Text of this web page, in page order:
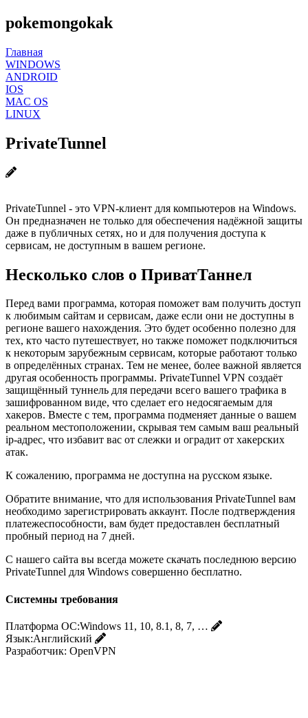
pokemongokak
Главная
WINDOWS
ANDROID
IOS
MAC OS
LINUX
PrivateTunnel
PrivateTunnel - это VPN-клиент для компьютеров на Windows.
Он предназначен не только для обеспечения надёжной защиты
даже в публичных сетях, но и для получения доступа к
сервисам, не доступным в вашем регионе.
Несколько слов о ПриватТаннел
Перед вами программа, которая поможет вам получить доступ
к любимым сайтам и сервисам, даже если они не доступны в
регионе вашего нахождения. Это будет особенно полезно для
тех, кто часто путешествует, но также поможет подключиться
к некоторым зарубежным сервисам, которые работают только
в определённых странах. Тем не менее, более важной является
другая особенность программы. PrivateTunnel VPN создаёт
защищённый туннель для передачи всего вашего трафика в
зашифрованном виде, что сделает его недосягаемым для
хакеров. Вместе с тем, программа подменяет данные о вашем
реальном местоположении, скрывая тем самым ваш реальный
ip-адрес, что избавит вас от слежки и оградит от хакерских
атак.
К сожалению, программа не доступна на русском языке.
Обратите внимание, что для использования PrivateTunnel вам
необходимо зарегистрировать аккаунт. После подтверждения
платежеспособности, вам будет предоставлен бесплатный
пробный период на 7 дней.
С нашего сайта вы всегда можете скачать последнюю версию
PrivateTunnel для Windows совершенно бесплатно.
Системны требования
Платформа ОС:Windows 11, 10, 8.1, 8, 7, …
Язык:Английский
Разработчик: OpenVPN